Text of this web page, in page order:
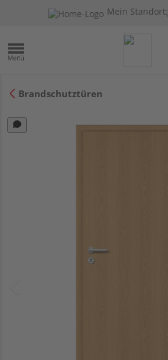
Mein Standort:
Brandschutztüren